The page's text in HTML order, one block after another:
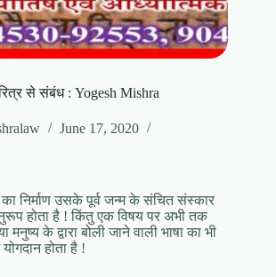
से संबंध : Yogesh Mishra
June 17, 2020
निर्माण उसके पूर्व जन्म के संचित संस्कार
होता है ! किंतु एक विषय पर अभी तक
मनुष्य के द्वारा बोली जाने वाली भाषा का भी
होता है !